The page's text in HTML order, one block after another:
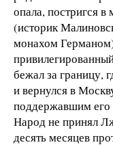
опала, постригся
(историк
монахом
бежал за границу,
и вернулся в
поддержавшим его
Народ не принял
десять месяцев